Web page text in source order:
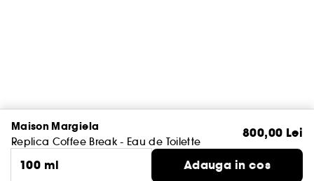
Maison Margiela
Replica Coffee Break - Eau de Toilette
800,00 Lei
100 ml
Adauga in cos